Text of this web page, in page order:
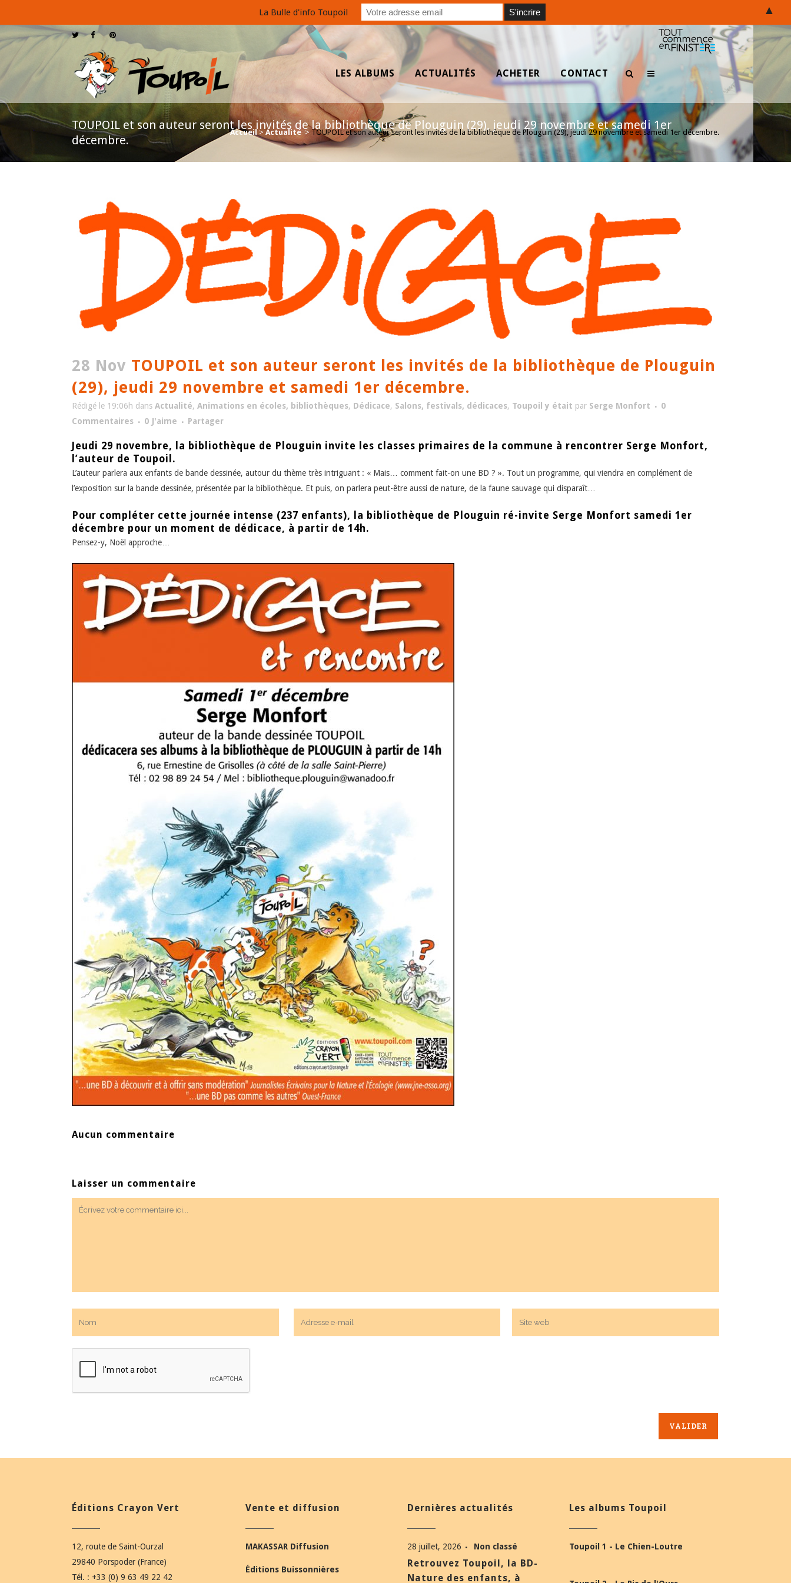
LES ALBUMS ACTUALITÉS ACHETER CONTACT
TOUPOIL et son auteur seront les invités de la bibliothèque de Plouguin (29), jeudi 29 novembre et samedi 1er
décembre.
Accueil> Actualité > TOUPOIL et son auteur seront les invités de la bibliothèque de Plouguin (29), jeudi 29 novembre et samedi 1er décembre.
28 Nov TOUPOIL et son auteur seront les invités de la bibliothèque de Plouguin
(29), jeudi 29 novembre et samedi 1er décembre.
Rédigé le 19:06h dans Actualité, Animations en écoles, bibliothèques, Dédicace, Salons, festivals, dédicaces, Toupoil y était par Serge Monfort
0
Commentaires
0 J'aime Partager
Jeudi 29 novembre, la bibliothèque de Plouguin invite les classes primaires de la commune à rencontrer Serge Monfort,
l’auteur de Toupoil.
L’auteur parlera aux enfants de bande dessinée, autour du thème très intriguant : « Mais… comment fait-on une BD ? ». Tout un programme, qui viendra en complément de
l’exposition sur la bande dessinée, présentée par la bibliothèque. Et puis, on parlera peut-être aussi de nature, de la faune sauvage qui disparaît…
Pour compléter cette journée intense (237 enfants), la bibliothèque de Plouguin ré-invite Serge Monfort samedi 1er
décembre pour un moment de dédicace, à partir de 14h.
Pensez-y, Noël approche…
Aucun commentaire
Laisser un commentaire
Éditions Crayon Vert
12, route de Saint-Ourzal
29840 Porspoder (France)
Tél. : +33 (0) 9 63 49 22 42
Vente et diffusion
MAKASSAR Diffusion
Éditions Buissonnières
Dernières actualités
28 juillet, 2026 Non classé
Retrouvez Toupoil, la BD-
Nature des enfants, à
Les albums Toupoil
Toupoil 1 - Le Chien-Loutre
La Bulle d'info Toupoil ▲